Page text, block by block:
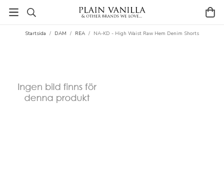
Startsida / DAM / REA / NA-KD - High Waist Raw Hem Denim Shorts